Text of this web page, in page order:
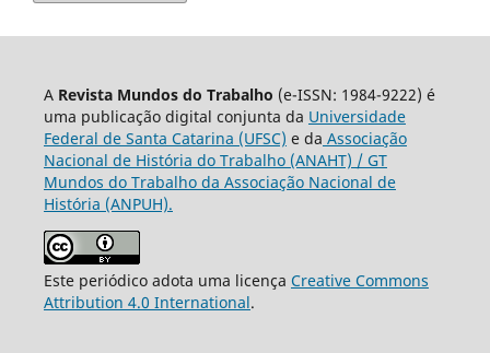
A Revista Mundos do Trabalho (e-ISSN: 1984-9222) é
uma publicação digital conjunta da Universidade
Federal de Santa Catarina (UFSC) e da Associação
Nacional de História do Trabalho (ANAHT) / GT
Mundos do Trabalho da Associação Nacional de
História (ANPUH).
Este periódico adota uma licença Creative Commons
Attribution 4.0 International.